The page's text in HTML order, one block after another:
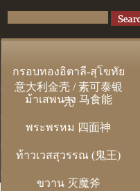
กรอบทองอิตาลี-สุโขทัย
意大利金壳 / 素可泰银
壳
ม้าเสพนาง 马食能
พระพรหม 四面神
ท้าวเวสสุวรรณ (鬼王)
ขวาน 灭魔斧